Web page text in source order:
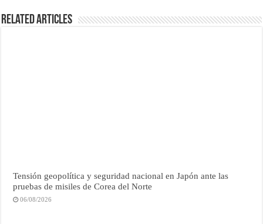
Related Articles
Tensión geopolítica y seguridad nacional en Japón ante las
pruebas de misiles de Corea del Norte
06/08/2026